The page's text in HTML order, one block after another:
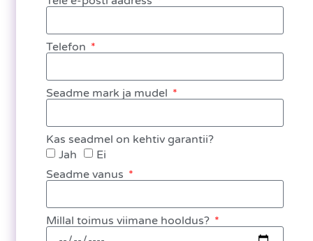
Telefon
Seadme mark ja mudel
Kas seadmel on kehtiv garantii?
Jah
Ei
Seadme vanus
Millal toimus viimane hooldus?